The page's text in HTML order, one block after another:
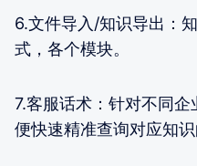
6.文件导入/知识导出：
式，各个模块。
7.客服话术：针对不同
便快速精准查询对应知识